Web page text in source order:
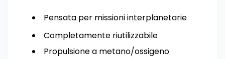
Pensata per missioni interplanetarie
Completamente riutilizzabile
Propulsione a metano/ossigeno